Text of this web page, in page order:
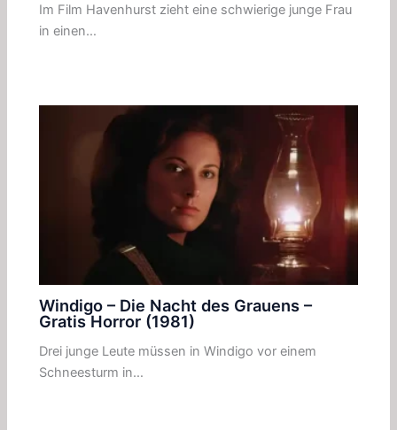
Im Film Havenhurst zieht eine schwierige junge Frau
in einen…
Windigo – Die Nacht des Grauens –
Gratis Horror (1981)
Drei junge Leute müssen in Windigo vor einem
Schneesturm in…